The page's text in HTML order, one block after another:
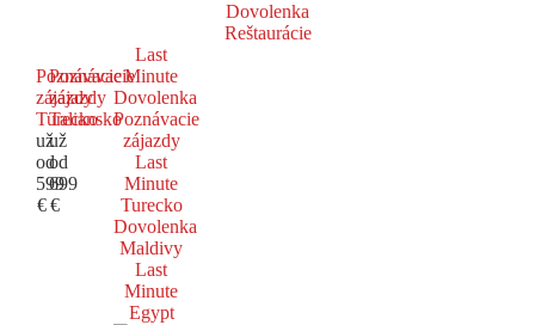
Dovolenka
Reštaurácie
Poznávacie
zájazdy
Turecko
už
od
599
€
Poznávacie
zájazdy
Taliansko
už
od
699
€
Last
Minute
Dovolenka
Poznávacie
zájazdy
Last
Minute
Turecko
Dovolenka
Maldivy
Last
Minute
Egypt